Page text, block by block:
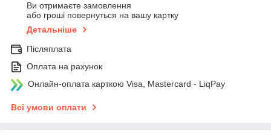
Ви отримаєте замовлення
або гроші повернуться на вашу картку
Детальніше
Післяплата
Оплата на рахунок
Онлайн-оплата карткою Visa, Mastercard - LiqPay
Всі умови оплати